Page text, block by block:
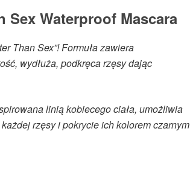
Sex Waterproof Mascara
Than Sex”! Formuła zawiera
wydłuża, podkręca rzęsy dając
linią kobiecego ciała, umożliwia
rzęsy i pokrycie ich kolorem czarnym